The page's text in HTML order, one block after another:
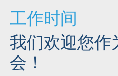
工作时间
我们欢迎您作
会！